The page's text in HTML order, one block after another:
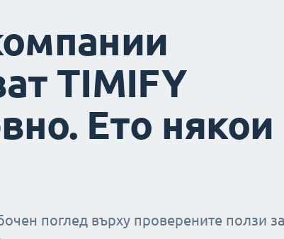
TIMIFY
Ето някои
поглед върху проверените ползи за